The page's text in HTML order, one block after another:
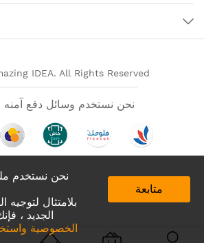
نحن نستخدم
بلامتثال لتوجيه
الجديد ،
الخصوصية
متابعة
IDEA. All Rights Reserved